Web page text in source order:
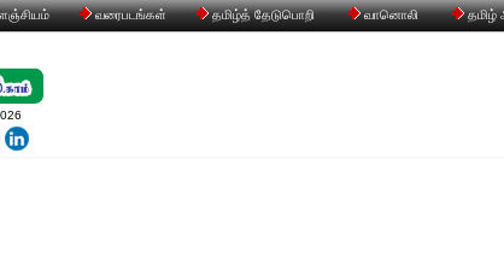
வரைபடங்கள் தமிழ்த் தேடுபொறி வானொலி தமிழ்